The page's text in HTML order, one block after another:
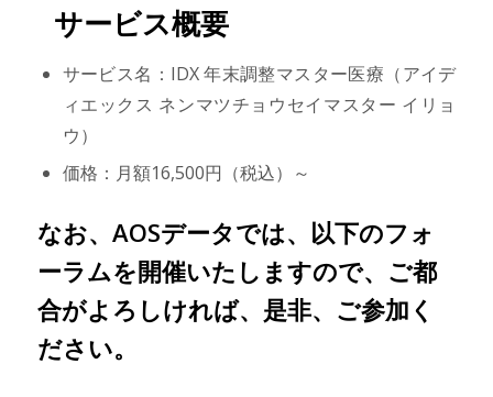
サービス概要
サービス名：IDX 年末調整マスター医療（アイデ
ィエックス ネンマツチョウセイマスター イリョ
ウ）
価格：月額16,500円（税込）～
なお、AOSデータでは、以下のフォ
ーラムを開催いたしますので、ご都
合がよろしければ、是非、ご参加く
ださい。